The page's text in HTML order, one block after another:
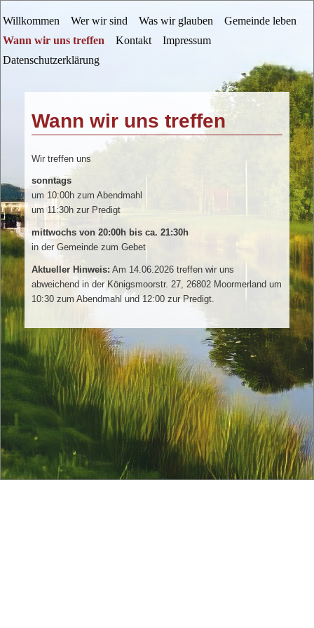
primären
Inhalt
Hauptmenü
Willkommen Wer wir sind Was wir glauben
Gemeinde leben
Wann wir uns treffen
Kontakt
Impressum
Datenschutzerklärung
Wann wir uns treffen
Wir treffen uns
sonntags
um 10:00h zum Abendmahl
um 11:30h zur Predigt
mittwochs von 20:00h bis ca. 21:30h
in der Gemeinde zum Gebet
Aktueller Hinweis: Am 14.06.2026 treffen wir uns
abweichend in der Königsmoorstr. 27, 26802 Moormerland um
10:30 zum Abendmahl und 12:00 zur Predigt.